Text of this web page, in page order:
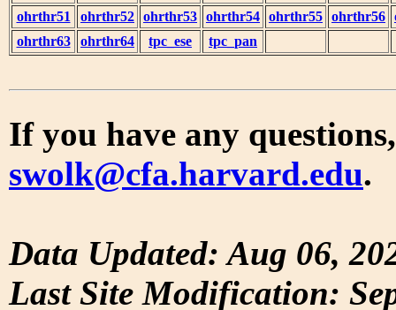
ohrthr51
ohrthr52 ohrthr53 ohrthr54 ohrthr55 ohrthr56
ohrthr63
ohrthr64 tpc_ese tpc_pan
If you have any
swolk@cfa.harvard.edu.
Data Updated: Aug 06,
Last Site Modification: